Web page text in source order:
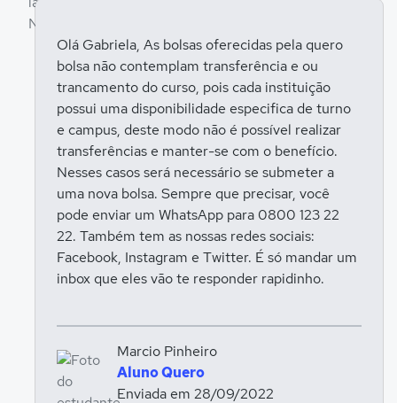
Entrar para responder
Olá Gabriela, As bolsas oferecidas pela quero
bolsa não contemplam transferência e ou
trancamento do curso, pois cada instituição
possui uma disponibilidade especifica de turno
e campus, deste modo não é possível realizar
transferências e manter-se com o benefício.
Nesses casos será necessário se submeter a
uma nova bolsa. Sempre que precisar, você
pode enviar um WhatsApp para 0800 123 22
22. Também tem as nossas redes sociais:
Facebook, Instagram e Twitter. É só mandar um
inbox que eles vão te responder rapidinho.
Marcio Pinheiro
Aluno Quero
Enviada em 28/09/2022